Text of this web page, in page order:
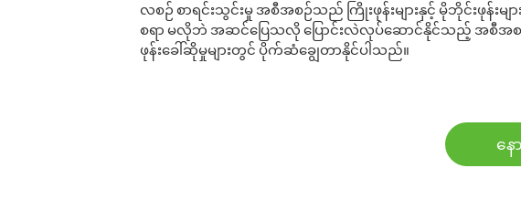
လစဉ် စာရင်းသွင်းမှု အစီအစဉ်သည် ကြိုးဖုန်းများနှင့် မိုဘိုင်းဖုန်း
စရာ မလိုဘဲ အဆင်ပြေသလို ပြောင်းလဲလုပ်ဆောင်နိုင်သည့် အစီအစ
ဖုန်းခေါ်ဆိုမှုများတွင် ပိုက်ဆံချွေတာနိုင်ပါသည်။
န